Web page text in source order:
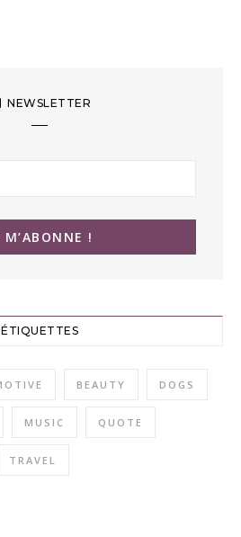
NEWSLETTER
ÉTIQUETTES
BEAUTY DOGS
MUSIC QUOTE
TRAVEL